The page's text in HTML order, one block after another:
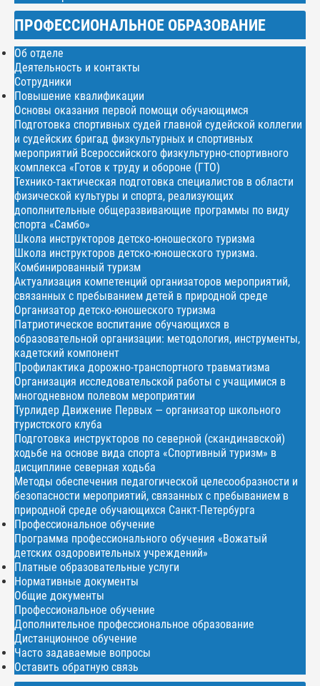
ПРОФЕССИОНАЛЬНОЕ ОБРАЗОВАНИЕ
Об отделе
Деятельность и контакты
Сотрудники
Повышение квалификации
Основы оказания первой помощи обучающимся
Подготовка спортивных судей главной судейской коллегии
и судейских бригад физкультурных и спортивных
мероприятий Всероссийского физкультурно-спортивного
комплекса «Готов к труду и обороне (ГТО)
Технико-тактическая подготовка специалистов в области
физической культуры и спорта, реализующих
дополнительные общеразвивающие программы по виду
спорта «Самбо»
Школа инструкторов детско-юношеского туризма
Школа инструкторов детско-юношеского туризма.
Комбинированный туризм
Актуализация компетенций организаторов мероприятий,
связанных с пребыванием детей в природной среде
Организатор детско-юношеского туризма
Патриотическое воспитание обучающихся в
образовательной организации: методология, инструменты,
кадетский компонент
Профилактика дорожно-транспортного травматизма
Организация исследовательской работы с учащимися в
многодневном полевом мероприятии
Турлидер Движение Первых — организатор школьного
туристского клуба
Подготовка инструкторов по северной (скандинавской)
ходьбе на основе вида спорта «Спортивный туризм» в
дисциплине северная ходьба
Методы обеспечения педагогической целесообразности и
безопасности мероприятий, связанных с пребыванием в
природной среде обучающихся Санкт-Петербурга
Профессиональное обучение
Программа профессионального обучения «Вожатый
детских оздоровительных учреждений»
Платные образовательные услуги
Нормативные документы
Общие документы
Профессиональное обучение
Дополнительное профессиональное образование
Дистанционное обучение
Часто задаваемые вопросы
Оставить обратную связь